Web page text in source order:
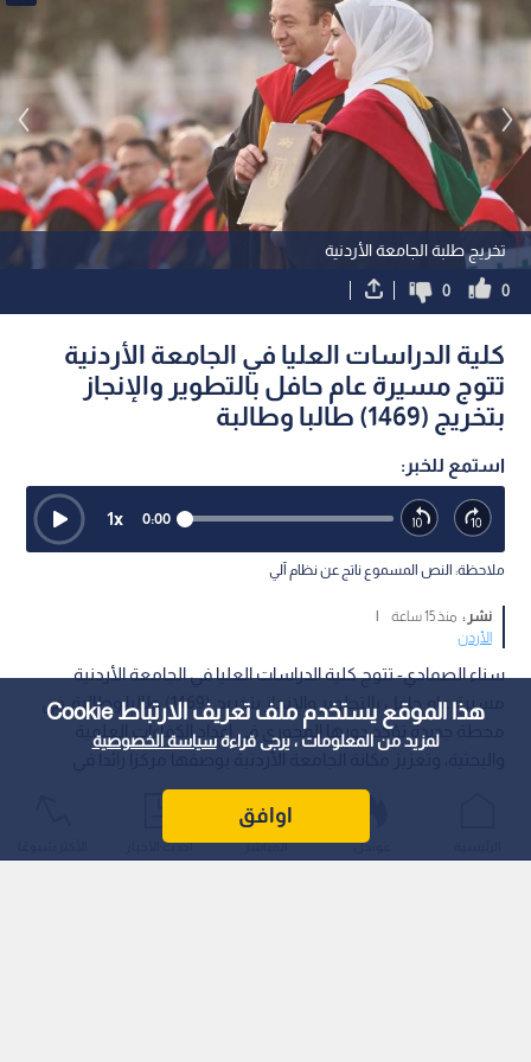
هذا الموقع يستخدم ملف تعريف الارتباط Cookie
لمزيد من المعلومات ، يرجى قراءةسياسة الخصوصية
اوافق
تخريج طلبة الجامعة الأردنية
0
0
كلية الدراسات العليا في الجامعة الأردنية
تتوج مسيرة عام حافل بالتطوير والإنجاز
بتخريج (1469) طالبا وطالبة
استمع للخبر:
0:00
1x
ملاحظة: النص المسموع ناتج عن نظام آلي
نشر : منذ 15 ساعة
|
الأردن
سناء الصمادي- تتوج كلية الدراسات العليا في الجامعة الأردنية
مسيرة عام حافل بالتطوير والإنجاز بتخريج (1469) طالبا وطالبة، في
محطة جديدة تؤكد دورها المحوري في إعداد الكفاءات العلمية
التعليم العالي والدراسات المتقدمة.
عواجل المباشر أحدث الأخبار